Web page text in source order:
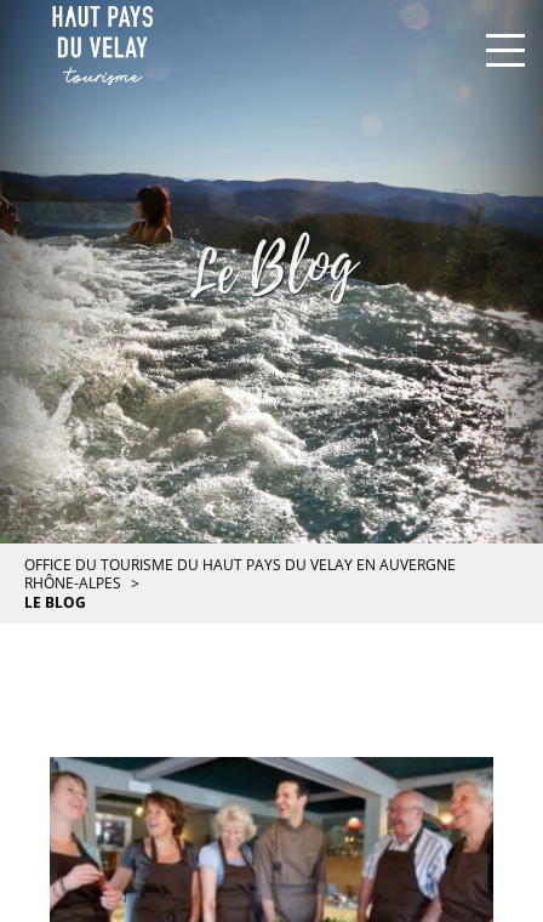
Le Blog
OFFICE DU TOURISME DU HAUT PAYS DU VELAY EN AUVERGNE
RHÔNE-ALPES
LE BLOG